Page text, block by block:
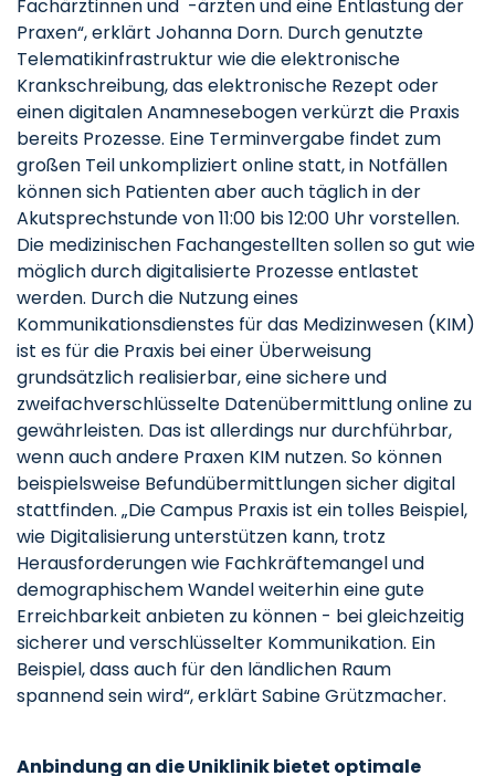
Fachärztinnen und -ärzten und eine Entlastung der
Praxen“, erklärt Johanna Dorn. Durch genutzte
Telematikinfrastruktur wie die elektronische
Krankschreibung, das elektronische Rezept oder
einen digitalen Anamnesebogen verkürzt die Praxis
bereits Prozesse. Eine Terminvergabe findet zum
großen Teil unkompliziert online statt, in Notfällen
können sich Patienten aber auch täglich in der
Akutsprechstunde von 11:00 bis 12:00 Uhr vorstellen.
Die medizinischen Fachangestellten sollen so gut wie
möglich durch digitalisierte Prozesse entlastet
werden. Durch die Nutzung eines
Kommunikationsdienstes für das Medizinwesen (KIM)
ist es für die Praxis bei einer Überweisung
grundsätzlich realisierbar, eine sichere und
zweifachverschlüsselte Datenübermittlung online zu
gewährleisten. Das ist allerdings nur durchführbar,
wenn auch andere Praxen KIM nutzen. So können
beispielsweise Befundübermittlungen sicher digital
stattfinden. „Die Campus Praxis ist ein tolles Beispiel,
wie Digitalisierung unterstützen kann, trotz
Herausforderungen wie Fachkräftemangel und
demographischem Wandel weiterhin eine gute
Erreichbarkeit anbieten zu können - bei gleichzeitig
sicherer und verschlüsselter Kommunikation. Ein
Beispiel, dass auch für den ländlichen Raum
spannend sein wird“, erklärt Sabine Grützmacher.
Anbindung an die Uniklinik bietet optimale